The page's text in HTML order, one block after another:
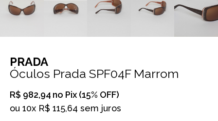
PRADA
Óculos Prada SPF04F Marrom
R$ 982,94 no Pix (15% OFF)
ou 10x R$ 115,64 sem juros